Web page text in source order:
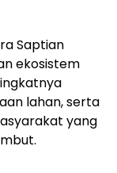
Saptian
ekosistem
lahan, serta
yang